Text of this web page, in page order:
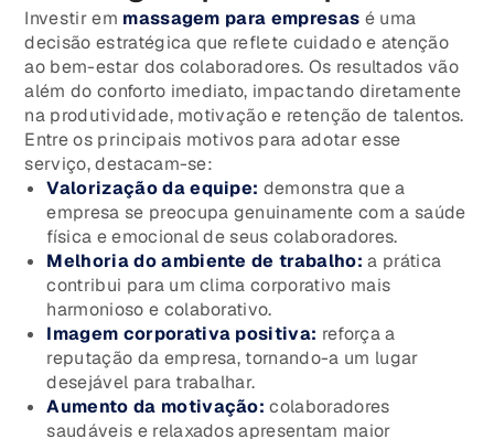
Investir em massagem para empresas é uma
decisão estratégica que reflete cuidado e atenção
ao bem-estar dos colaboradores. Os resultados vão
além do conforto imediato, impactando diretamente
na produtividade, motivação e retenção de talentos.
Entre os principais motivos para adotar esse
serviço, destacam-se:
Valorização da equipe: demonstra que a
empresa se preocupa genuinamente com a saúde
física e emocional de seus colaboradores.
Melhoria do ambiente de trabalho: a prática
contribui para um clima corporativo mais
harmonioso e colaborativo.
Imagem corporativa positiva: reforça a
reputação da empresa, tornando-a um lugar
desejável para trabalhar.
Aumento da motivação: colaboradores
saudáveis e relaxados apresentam maior